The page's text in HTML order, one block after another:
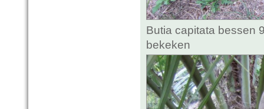
Butia capitata bessen
bekeken